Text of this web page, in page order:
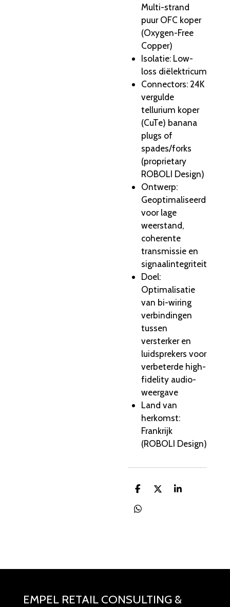
Multi-strand
puur OFC koper
(Oxygen-Free
Copper)
Isolatie: Low-
loss diëlektricum
Connectors: 24K
vergulde
tellurium koper
(CuTe) banana
plugs of
spades/forks
(proprietary
ROBOLI Design)
Ontwerp:
Geoptimaliseerd
voor lage
weerstand,
coherente
transmissie en
signaalintegriteit
Doel:
Optimalisatie
van bi-wiring
verbindingen
tussen
versterker en
luidsprekers voor
verbeterde high-
fidelity audio-
weergave
Land van
herkomst:
Frankrijk
(ROBOLI Design)
D
l
D
S
D
EMPEL RETAIL CONSULTING &